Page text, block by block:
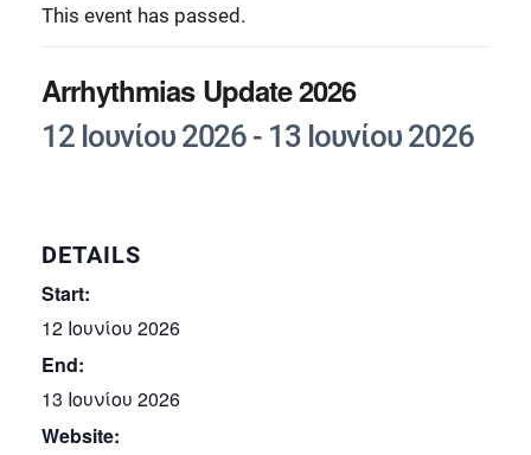
This event has passed.
Arrhythmias Update 2026
12 Ιουνίου 2026 - 13 Ιουνίου 2026
DETAILS
Start:
12 Ιουνίου 2026
End:
13 Ιουνίου 2026
Website: